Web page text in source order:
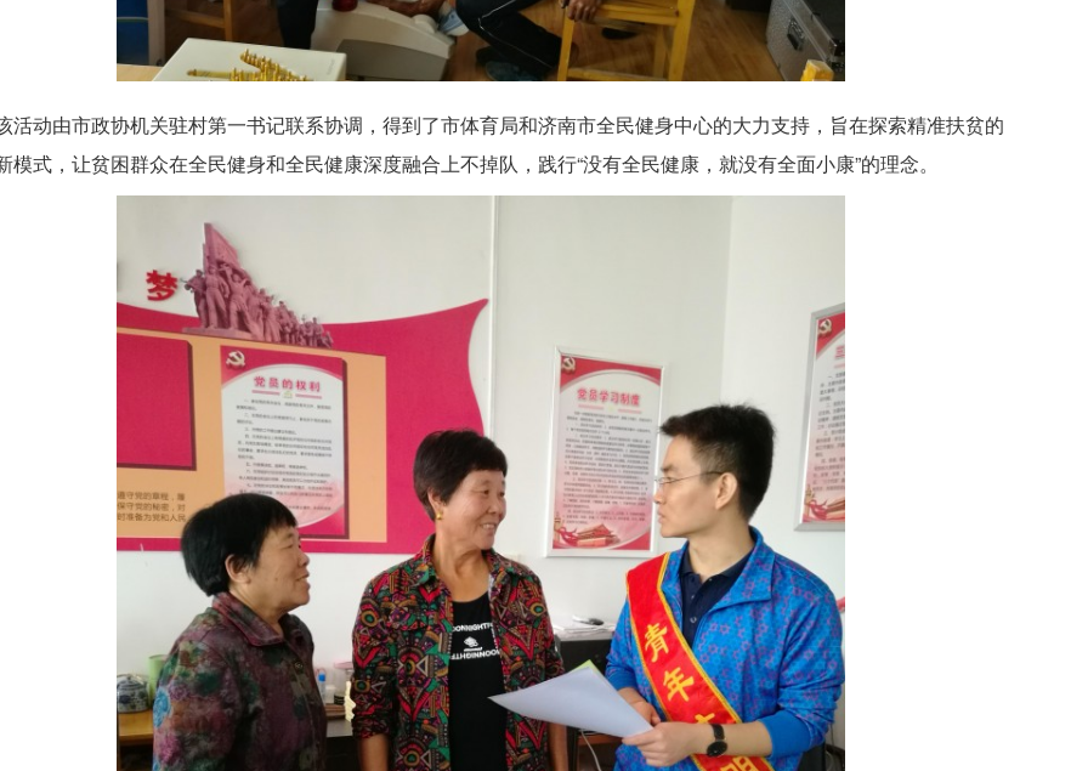
活动由市政协机关驻村第一书记联系协调，得到了市体育局和济南市全民健身中心的大力支持，旨在探索精准扶贫的
模式，让贫困群众在全民健身和全民健康深度融合上不掉队，践行“没有全民健康，就没有全面小康”的理念。